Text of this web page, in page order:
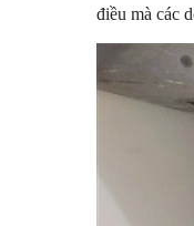
điều mà các